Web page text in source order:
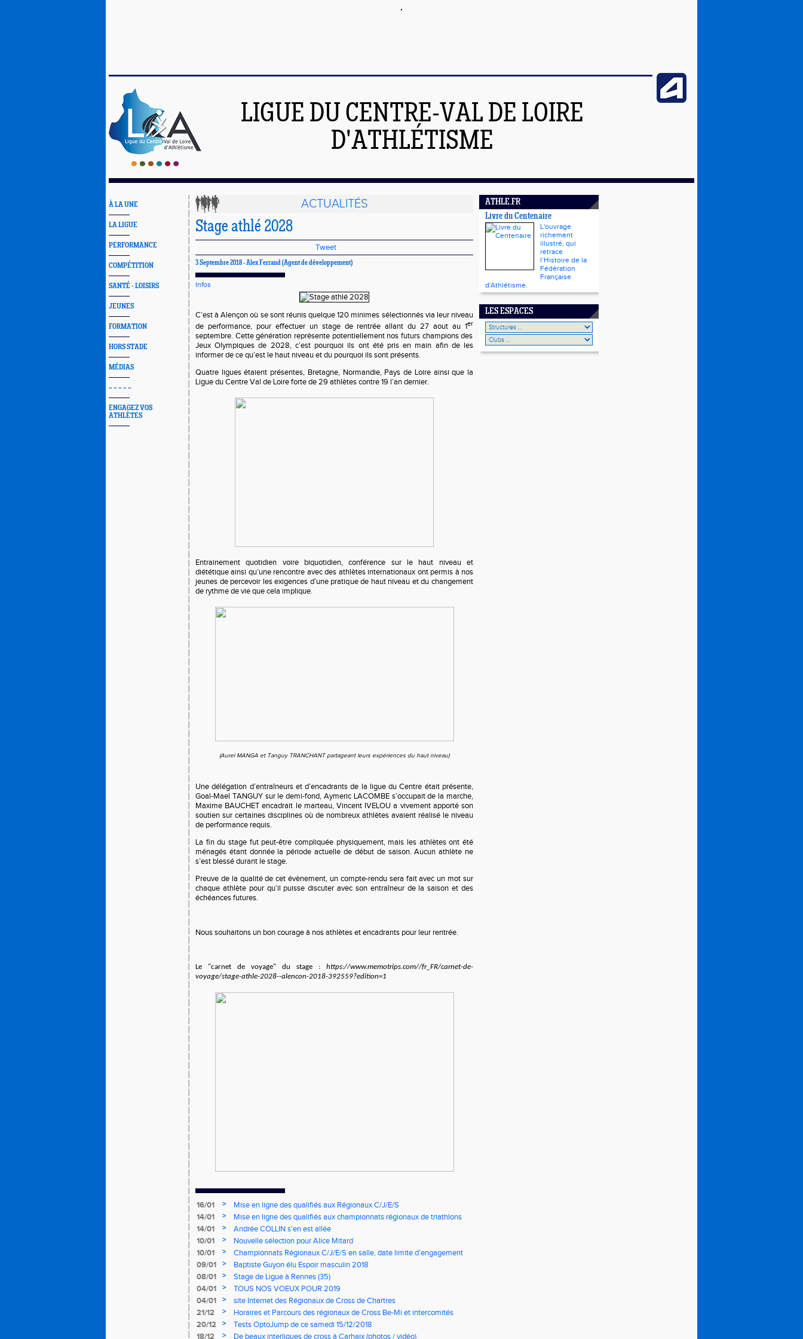
LIGUE DU CENTRE-VAL DE LOIRE
D'ATHLÉTISME
À LA UNE
LA LIGUE
PERFORMANCE
COMPÉTITION
SANTÉ - LOISIRS
JEUNES
FORMATION
HORS STADE
MÉDIAS
~ ~ ~ ~ ~
ENGAGEZ VOS
ATHLÈTES
ACTUALITÉS
Stage athlé 2028
Tweet
3 Septembre 2018 -Alex Ferrand(Agent de développement)
Infos
C’est à Alençon où se sont réunis quelque 120 minimes sélectionnés via leur niveau
de performance, pour effectuer un stage de rentrée allant du 27 aout au 1er
septembre. Cette génération représente potentiellement nos futurs champions des
Jeux Olympiques de 2028, c’est pourquoi ils ont été pris en main afin de les
informer de ce qu’est le haut niveau et du pourquoi ils sont présents.
Quatre ligues étaient présentes, Bretagne, Normandie, Pays de Loire ainsi que la
Ligue du Centre Val de Loire forte de 29 athlètes contre 19 l’an dernier.
Entrainement quotidien voire biquotidien, conférence sur le haut niveau et
diététique ainsi qu’une rencontre avec des athlètes internationaux ont permis à nos
jeunes de percevoir les exigences d’une pratique de haut niveau et du changement
de rythme de vie que cela implique.
(Aurel MANGA et Tanguy TRANCHANT partageant leurs expériences du haut niveau)
Une délégation d’entraîneurs et d’encadrants de la ligue du Centre était présente,
Goal-Mael TANGUY sur le demi-fond, Aymeric LACOMBE s’occupait de la marche,
Maxime BAUCHET encadrait le marteau, Vincent IVELOU a vivement apporté son
soutien sur certaines disciplines où de nombreux athlètes avaient réalisé le niveau
de performance requis.
La fin du stage fut peut-être compliquée physiquement, mais les athlètes ont été
ménagés étant donnée la période actuelle de début de saison. Aucun athlète ne
s’est blessé durant le stage.
Preuve de la qualité de cet évènement, un compte-rendu sera fait avec un mot sur
chaque athlète pour qu’il puisse discuter avec son entraîneur de la saison et des
échéances futures.
Nous souhaitons un bon courage à nos athlètes et encadrants pour leur rentrée.
Le "carnet de voyage" du stage :
https://www.memotrips.com//fr_FR/carnet-de-
voyage/stage-athle-2028--alencon-2018-392559?edition=1
16/01 >
Mise en ligne des qualifiés aux Régionaux C/J/E/S
14/01
>
Mise en ligne des qualifiés aux championnats régionaux de triathlons
14/01
>
Andrée COLLIN s'en est allée
10/01
>
Nouvelle sélection pour Alice Mitard
10/01
>
Championnats Régionaux C/J/E/S en salle, date limite d'engagement
mercredi à 9h00
09/01 >
Baptiste Guyon élu Espoir masculin 2018
08/01
>
Stage de Ligue à Rennes (35)
04/01
>
TOUS NOS VOEUX POUR 2019
04/01
>
site Internet des Régionaux de Cross de Chartres
21/12
>
Horaires et Parcours des régionaux de Cross Be-Mi et intercomités
20/12
>
Tests OptoJump de ce samedi 15/12/2018
18/12
> De beaux interligues de cross à Carhaix (photos / vidéo)
ATHLE.FR
Livre du Centenaire
L'ouvrage
richement
illustré, qui
retrace
l’Histoire de la
Fédération
Française
d'Athlétisme.
LES ESPACES